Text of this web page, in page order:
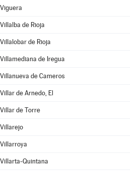
Viguera
Villalba de Rioja
Villalobar de Rioja
Villamediana de Iregua
Villanueva de Cameros
Villar de Arnedo, El
Villar de Torre
Villarejo
Villarroya
Villarta-Quintana